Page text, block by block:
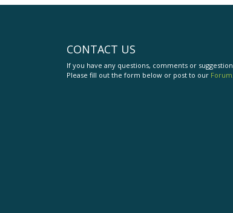
CONTACT US
If you have any questions, comments or
Please fill out the form below or post to our Forum